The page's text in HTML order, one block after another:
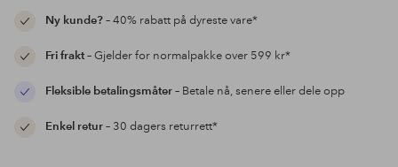
Ny kunde?– 40% rabatt på dyreste vare*
Fri frakt– Gjelder for normalpakke over 599 kr*
Fleksible betalingsmåter– Betale nå, senere eller dele opp
Enkel retur– 30 dagers returrett*